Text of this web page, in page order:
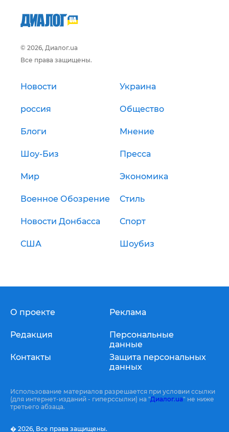
© 2026, Диалог.ua
Все права защищены.
Новости Украина
россия Общество
Блоги Мнение
Шоу-Биз Пресса
Мир Экономика
Военное Обозрение Стиль
Новости Донбасса Спорт
США Шоубиз
О проекте
Редакция
Контакты
Реклама
Персональные
данные
Защита персональных
данных
Использование материалов разрешается при условии ссылки
(для интернет-изданий - гиперссылки) на "Диалог.ua" не ниже
третьего абзаца.
� 2026, Все права защищены.